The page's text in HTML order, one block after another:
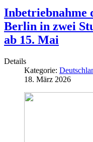
Inbetriebnahme
Berlin in zwei
ab 15. Mai
Details
Kategorie:
18. März 2026